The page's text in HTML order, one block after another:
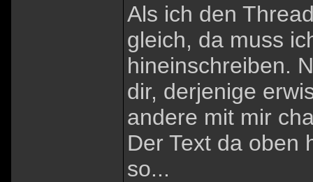
Als ich den
gleich, da muss
hineinschreiben.
dir, derjenige
andere mit mir
Der Text da oben
so...